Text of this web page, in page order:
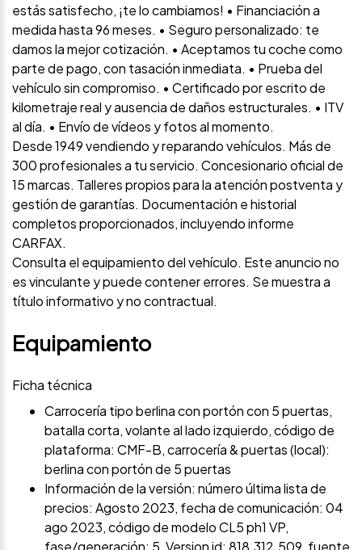
estás satisfecho, ¡te lo cambiamos! • Financiación a
medida hasta 96 meses. • Seguro personalizado: te
damos la mejor cotización. • Aceptamos tu coche como
parte de pago, con tasación inmediata. • Prueba del
vehículo sin compromiso. • Certificado por escrito de
kilometraje real y ausencia de daños estructurales. • ITV
al día. • Envío de vídeos y fotos al momento.
Desde 1949 vendiendo y reparando vehículos. Más de
300 profesionales a tu servicio. Concesionario oficial de
15 marcas. Talleres propios para la atención postventa y
gestión de garantías. Documentación e historial
completos proporcionados, incluyendo informe
CARFAX.
Consulta el equipamiento del vehículo. Este anuncio no
es vinculante y puede contener errores. Se muestra a
título informativo y no contractual.
Equipamiento
Ficha técnica
Carrocería tipo berlina con portón con 5 puertas,
batalla corta, volante al lado izquierdo, código de
plataforma: CMF-B, carrocería & puertas (local):
berlina con portón de 5 puertas
Información de la versión: número última lista de
precios: Agosto 2023, fecha de comunicación: 04
ago 2023, código de modelo CL5 ph1 VP,
fase/generación: 5, Version id: 818.312.509, fuente